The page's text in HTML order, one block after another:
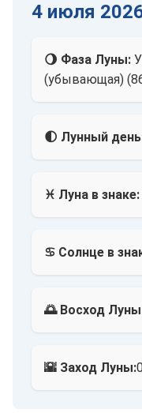
4 июля
🌖 Фаза Луны:
(убывающая)
🌓 Лунный
♓ Луна в знаке:
♋ Солнце в
🌅 Восход
🌇 Заход Луны: